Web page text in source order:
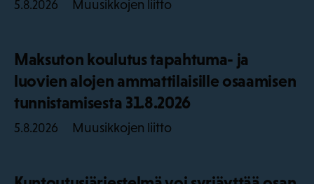
5.8.2026 Muusikkojen liitto
Maksuton koulutus tapahtuma- ja
luovien alojen ammattilaisille osaamisen
tunnistamisesta 31.8.2026
5.8.2026 Muusikkojen liitto